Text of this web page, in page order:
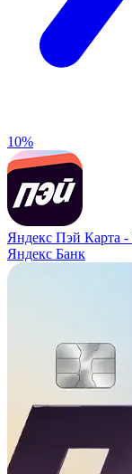
10%
Яндекс Пэй Карта -
Яндекс Банк